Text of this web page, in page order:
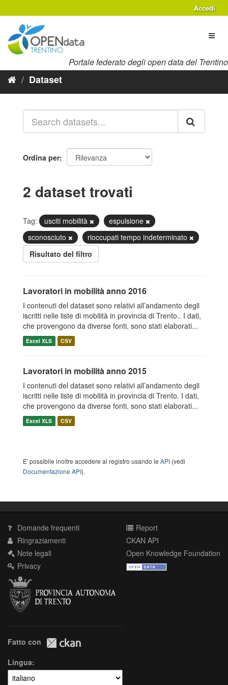
al
contenuto
Accedi
Portale federato degli open data del Trentino
Dataset
Ordina per
2 dataset trovati
Tag: usciti mobilità
espulsione
sconosciuto
rioccupati tempo indeterminato
Risultato del filtro
Lavoratori in mobilità anno 2016
I contenuti del dataset sono relativi all’andamento degli
iscritti nelle liste di mobilità in provincia di Trento.. I dati,
che provengono da diverse fonti, sono stati elaborati...
Excel XLS CSV
Lavoratori in mobilità anno 2015
I contenuti del dataset sono relativi all’andamento degli
iscritti nelle liste di mobilità in provincia di Trento. I dati,
che provengono da diverse fonti, sono stati elaborati...
Excel XLS CSV
E' possibile inoltre accedere al registro usando le API (vedi
Documentazione API).
Domande frequenti
Ringraziamenti
Note legali
Privacy
Report
CKAN API
Open Knowledge Foundation
Fatto con
Lingua